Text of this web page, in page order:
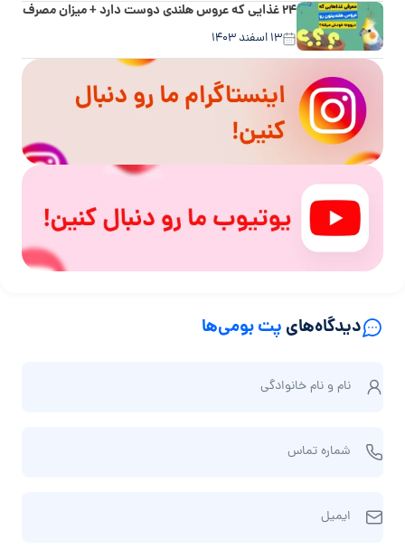
۲۴ غذایی که عروس هلندی دوست دارد + میزان مصرف
۱۳ اسفند ۱۴۰۳
دیدگاه‌های پت بومی‌ها
ا
و
م‌
نام و نام‌ خانوادگی
م
ر
شماره تماس
ی
ایمیل